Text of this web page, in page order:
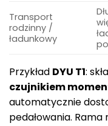
Transport
rodzinny /
ładunkowy
Przykład DYU T1:
czujnikiem
automatycznie
pedałowania.